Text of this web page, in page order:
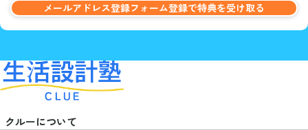
メールアドレス登録フォーム登録で特典を受け取る
クルーについて